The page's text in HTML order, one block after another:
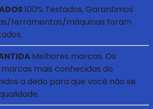
100% Testados. Garantimos
ferramentas/máquinas foram
Melhores marcas. Os
mais conhecidas do
a dedo para que você não se